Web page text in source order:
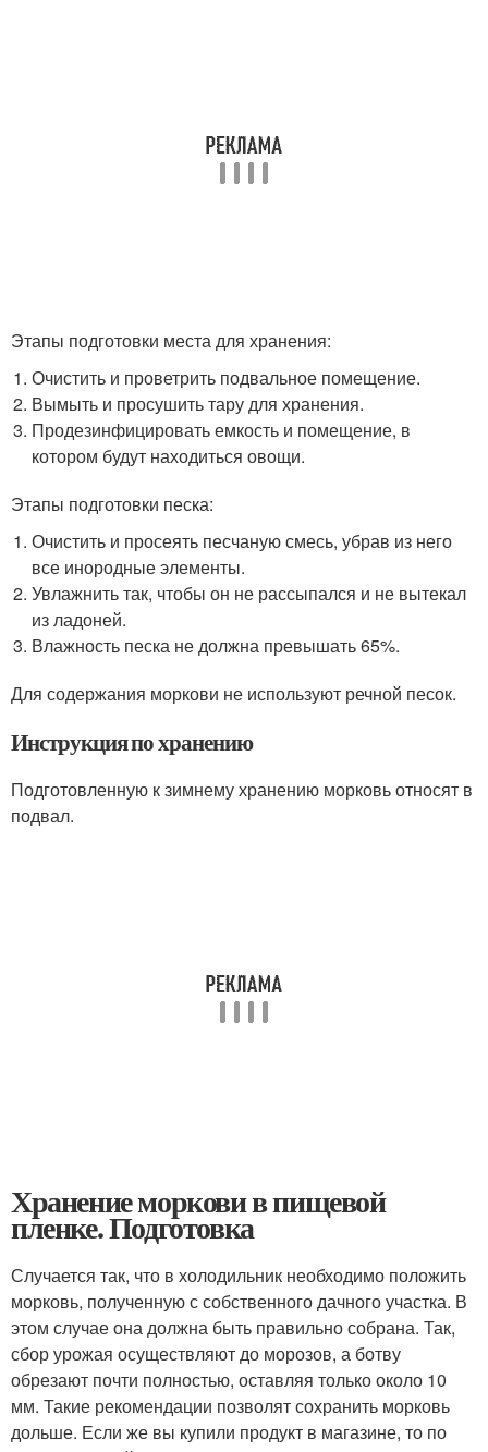
Этапы подготовки места для хранения:
Очистить и проветрить подвальное помещение.
Вымыть и просушить тару для хранения.
Продезинфицировать емкость и помещение, в
котором будут находиться овощи.
Этапы подготовки песка:
Очистить и просеять песчаную смесь, убрав из него
все инородные элементы.
Увлажнить так, чтобы он не рассыпался и не вытекал
из ладоней.
Влажность песка не должна превышать 65%.
Для содержания моркови не используют речной песок.
Инструкция по хранению
Подготовленную к зимнему хранению морковь относят в
подвал.
Хранение моркови в пищевой
пленке. Подготовка
Случается так, что в холодильник необходимо положить
морковь, полученную с собственного дачного участка. В
этом случае она должна быть правильно собрана. Так,
сбор урожая осуществляют до морозов, а ботву
обрезают почти полностью, оставляя только около 10
мм. Такие рекомендации позволят сохранить морковь
дольше. Если же вы купили продукт в магазине, то по